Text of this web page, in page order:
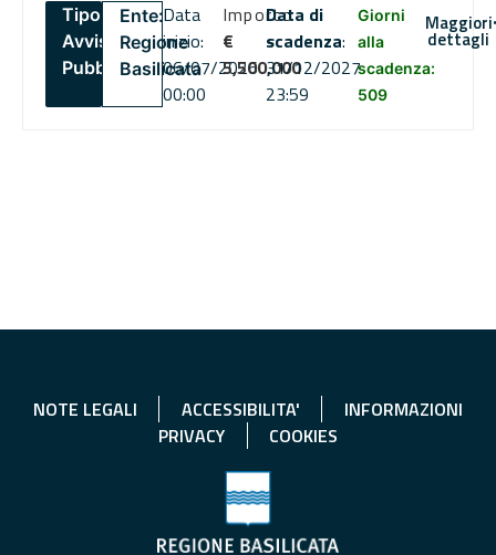
Tipo:
Avviso
Pubblico
Ente:
Regione
Basilicata
Data
inizio:
06/07/2026
00:00
Importo
€
5,500,000
Data di
scadenza:
31/12/2027
23:59
Giorni
alla
scadenza:
509
Maggiori
dettagli
NOTE LEGALI ACCESSIBILITA'
INFORMAZIONI
PRIVACY
COOKIES